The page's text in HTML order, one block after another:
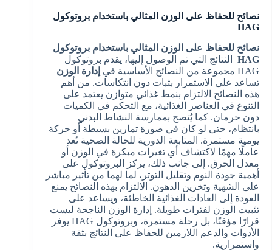
نصائح للحفاظ على الوزن المثالي باستخدام بروتوكول
HAG
نصائح للحفاظ على الوزن المثالي باستخدام بروتوكول
HAG
النتائج التي تم الوصول إليها، يقدم بروتوكول
HAG مجموعة من النصائح الأساسية في
إدارة الوزن
تساعد على الاستمرار بثبات دون انتكاسات. من أهم
هذه النصائح الالتزام بنمط غذائي متوازن يعتمد على
التنوع في العناصر الغذائية، مع التحكم في الكميات
دون حرمان. كما يُنصح بممارسة النشاط البدني
بانتظام، حتى لو كان في صورة تمارين بسيطة أو حركة
يومية مستمرة. المتابعة الدورية للحالة الصحية تُعد
عاملًا مهمًا لاكتشاف أي تغيرات مبكرة في الوزن أو
معدل الحرق. إلى جانب ذلك، يركز البروتوكول على
أهمية جودة النوم وتقليل التوتر، لما لهما من تأثير مباشر
على الشهية وتخزين الدهون. الالتزام بهذه النصائح يمنع
العودة إلى العادات الغذائية الخاطئة، ويساعد على
تثبيت الوزن لفترات طويلة. إدارة الوزن الناجحة ليست
قرارًا مؤقتًا، بل رحلة مستمرة، وبروتوكول HAG يوفر
الأدوات والدعم اللازمين للحفاظ على النتائج بثقة
واستمرارية.